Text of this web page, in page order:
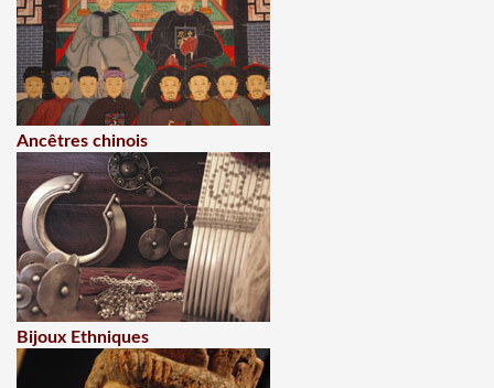
Ancêtres chinois
Bijoux Ethniques